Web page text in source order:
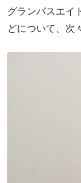
グランパスエイ
どについて、次